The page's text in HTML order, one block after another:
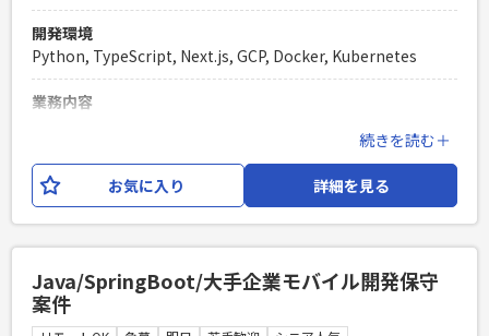
開発環境
Python, TypeScript, Next.js, GCP, Docker, Kubernetes
業務内容
【業務内容】 ・LLMを使用したプロダクト開発 ・パフォーマ
ンスやメンテナンス性を考慮したWebアプリケーションの設
計・実装 【開発環境】 ・開発言語：
必須スキル
・Pythonを用いた開発経験 (2年以上) ・生成AI/LLMを活用し
続きを読む＋
お気に入り 詳細を見る
Java/SpringBoot/大手企業モバイル開発保守
案件